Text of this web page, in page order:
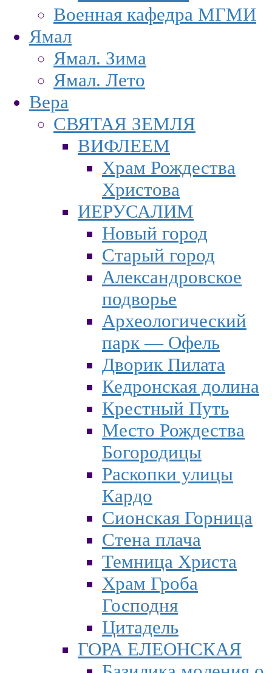
Военная кафедра МГМИ
Ямал
Ямал. Зима
Ямал. Лето
Вера
СВЯТАЯ ЗЕМЛЯ
ВИФЛЕЕМ
Храм Рождества
Христова
ИЕРУСАЛИМ
Новый город
Старый город
Александровское
подворье
Археологический
парк — Офель
Дворик Пилата
Кедронская долина
Крестный Путь
Место Рождества
Богородицы
Раскопки улицы
Кардо
Сионская Горница
Стена плача
Темница Христа
Храм Гроба
Господня
Цитадель
ГОРА ЕЛЕОНСКАЯ